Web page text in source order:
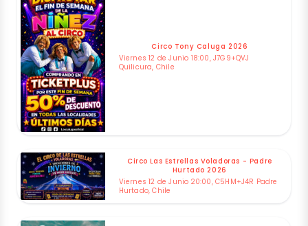
Circo Tony Caluga 2026
Viernes 12 de Junio 18:00, J7G9+QVJ
Quilicura, Chile
Circo Las Estrellas Voladoras - Padre
Hurtado 2026
Viernes 12 de Junio 20:00, C5HM+J4R Padre
Hurtado, Chile